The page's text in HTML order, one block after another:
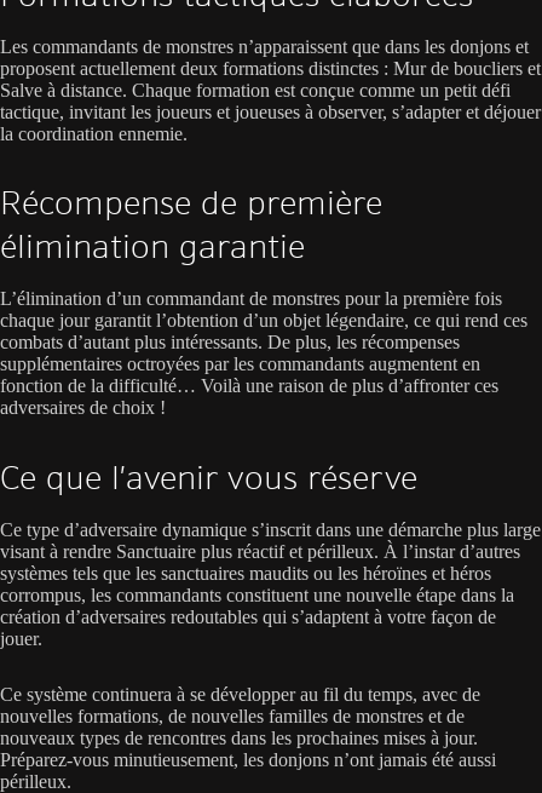
Les commandants de monstres n’apparaissent que dans les donjons et
proposent actuellement deux formations distinctes : Mur de boucliers et
Salve à distance. Chaque formation est conçue comme un petit défi
tactique, invitant les joueurs et joueuses à observer, s’adapter et déjouer
la coordination ennemie.
Récompense de première
élimination garantie
L’élimination d’un commandant de monstres pour la première fois
chaque jour garantit l’obtention d’un objet légendaire, ce qui rend ces
combats d’autant plus intéressants. De plus, les récompenses
supplémentaires octroyées par les commandants augmentent en
fonction de la difficulté… Voilà une raison de plus d’affronter ces
adversaires de choix !
Ce que l’avenir vous réserve
Ce type d’adversaire dynamique s’inscrit dans une démarche plus large
visant à rendre Sanctuaire plus réactif et périlleux. À l’instar d’autres
systèmes tels que les sanctuaires maudits ou les héroïnes et héros
corrompus, les commandants constituent une nouvelle étape dans la
création d’adversaires redoutables qui s’adaptent à votre façon de
jouer.
Ce système continuera à se développer au fil du temps, avec de
nouvelles formations, de nouvelles familles de monstres et de
nouveaux types de rencontres dans les prochaines mises à jour.
Préparez-vous minutieusement, les donjons n’ont jamais été aussi
périlleux.